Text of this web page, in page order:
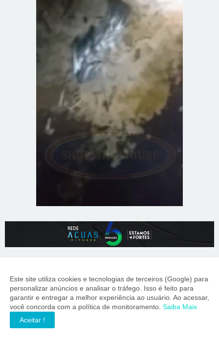
Este site utiliza cookies e tecnologias de terceiros (Google) para
personalizar anúncios e analisar o tráfego. Isso é feito para
garantir e entregar a melhor experiência ao usuário. Ao acessar,
você concorda com a política de monitoramento. Saiba Mais
Aceitar !